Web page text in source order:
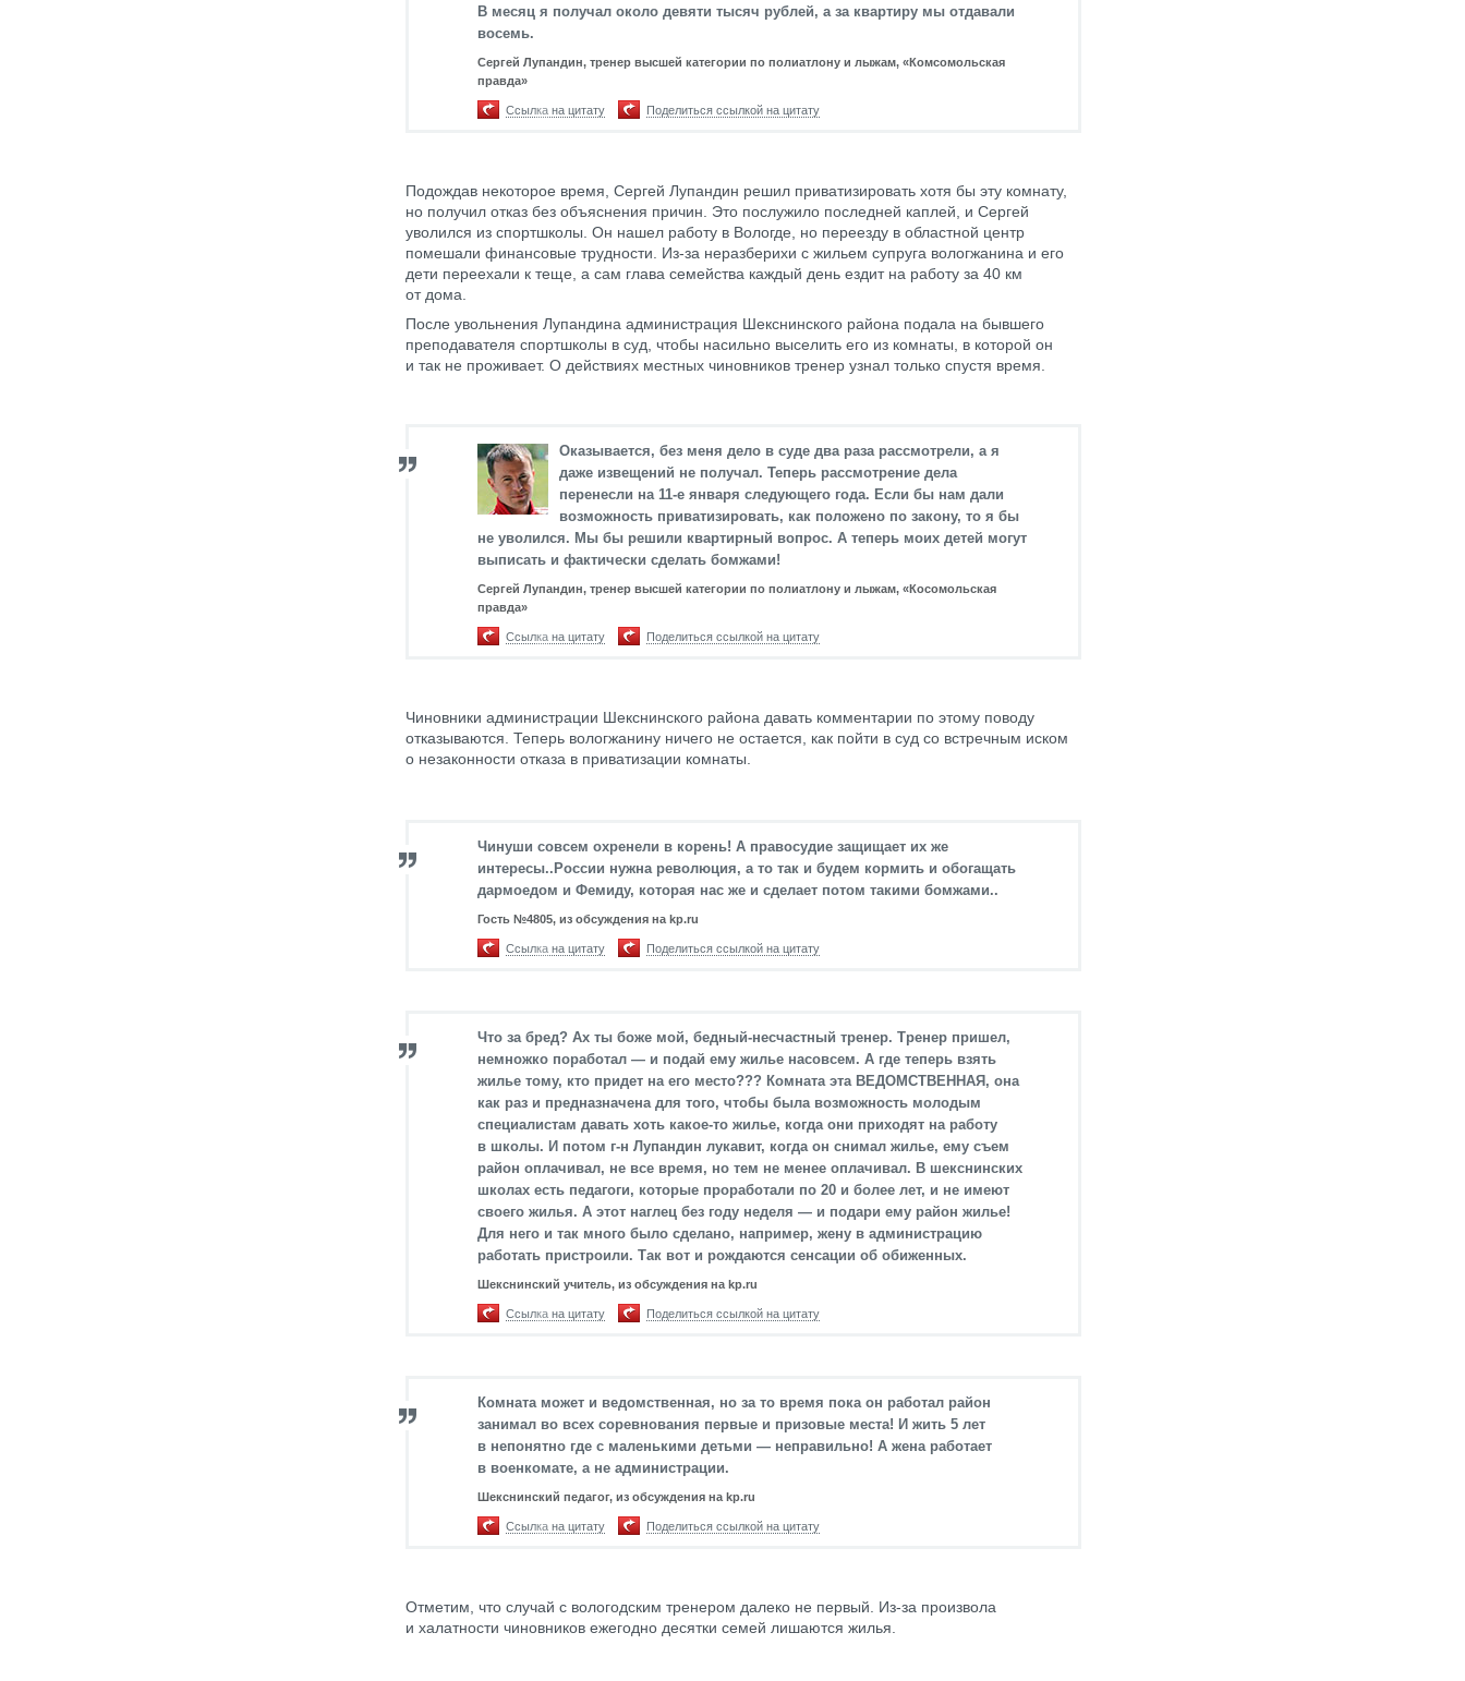
В месяц я получал около девяти тысяч рублей, а за квартиру мы отдавали
восемь.
Сергей Лупандин, тренер высшей категории по полиатлону и лыжам, «Комсомольская
правда»
Ссылка на цитату Поделиться ссылкой на цитату
Подождав некоторое время, Сергей Лупандин решил приватизировать хотя бы эту комнату,
но получил отказ без объяснения причин. Это послужило последней каплей, и Сергей
уволился из спортшколы. Он нашел работу в Вологде, но переезду в областной центр
помешали финансовые трудности. Из-за неразберихи с жильем супруга вологжанина и его
дети переехали к теще, а сам глава семейства каждый день ездит на работу за 40 км
от дома.
После увольнения Лупандина администрация Шекснинского района подала на бывшего
преподавателя спортшколы в суд, чтобы насильно выселить его из комнаты, в которой он
и так не проживает. О действиях местных чиновников тренер узнал только спустя время.
Оказывается, без меня дело в суде два раза рассмотрели, а я
даже извещений не получал. Теперь рассмотрение дела
перенесли на 11-е января следующего года. Если бы нам дали
возможность приватизировать, как положено по закону, то я бы
не уволился. Мы бы решили квартирный вопрос. А теперь моих детей могут
выписать и фактически сделать бомжами!
Сергей Лупандин, тренер высшей категории по полиатлону и лыжам, «Косомольская
правда»
Ссылка на цитату Поделиться ссылкой на цитату
Чиновники администрации Шекснинского района давать комментарии по этому поводу
отказываются. Теперь вологжанину ничего не остается, как пойти в суд со встречным иском
о незаконности отказа в приватизации комнаты.
Чинуши совсем охренели в корень! А правосудие защищает их же
интересы..России нужна революция, а то так и будем кормить и обогащать
дармоедом и Фемиду, которая нас же и сделает потом такими бомжами..
Гость №4805, из обсуждения на kp.ru
Ссылка на цитату Поделиться ссылкой на цитату
Что за бред? Ах ты боже мой, бедный-несчастный тренер. Тренер пришел,
немножко поработал — и подай ему жилье насовсем. А где теперь взять
жилье тому, кто придет на его место??? Комната эта ВЕДОМСТВЕННАЯ, она
как раз и предназначена для того, чтобы была возможность молодым
специалистам давать хоть какое-то жилье, когда они приходят на работу
в школы. И потом г-н Лупандин лукавит, когда он снимал жилье, ему съем
район оплачивал, не все время, но тем не менее оплачивал. В шекснинских
школах есть педагоги, которые проработали по 20 и более лет, и не имеют
своего жилья. А этот наглец без году неделя — и подари ему район жилье!
Для него и так много было сделано, например, жену в администрацию
работать пристроили. Так вот и рождаются сенсации об обиженных.
Шекснинский учитель, из обсуждения на kp.ru
Ссылка на цитату Поделиться ссылкой на цитату
Комната может и ведомственная, но за то время пока он работал район
занимал во всех соревнования первые и призовые места! И жить 5 лет
в непонятно где с маленькими детьми — неправильно! А жена работает
в военкомате, а не администрации.
Шекснинский педагог, из обсуждения на kp.ru
Ссылка на цитату Поделиться ссылкой на цитату
Отметим, что случай с вологодским тренером далеко не первый. Из-за произвола
и халатности чиновников ежегодно десятки семей лишаются жилья.